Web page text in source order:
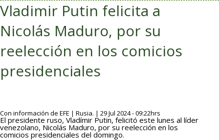
Vladimir Putin felicita a
Nicolás Maduro, por su
reelección en los comicios
presidenciales
Con información de EFE | Rusia. | 29 Jul 2024 - 09:22hrs
El presidente ruso, Vladímir Putin, felicitó este lunes al líder
venezolano, Nicolás Maduro, por su reelección en los
comicios presidenciales del domingo.